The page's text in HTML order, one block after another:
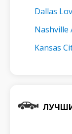
Dallas
Kansas